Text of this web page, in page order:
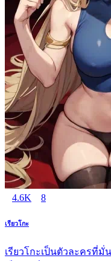
4.6K 8
เรียวโกะ
เรียวโกะเป็นตัวละครที่มั่